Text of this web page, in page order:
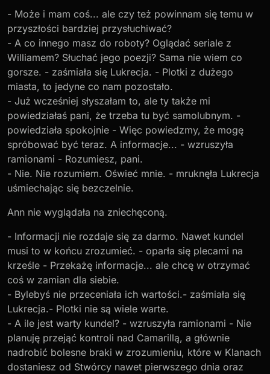
- Może i mam coś... ale czy też powinnam się temu w
przyszłości bardziej przysłuchiwać?
- A co innego masz do roboty? Oglądać seriale z
Williamem? Słuchać jego poezji? Sama nie wiem co
gorsze. - zaśmiała się Lukrecja. - Plotki z dużego
miasta, to jedyne co nam pozostało.
- Już wcześniej słyszałam to, ale ty także mi
powiedziałaś pani, że trzeba tu być samolubnym. -
powiedziała spokojnie - Więc powiedzmy, że mogę
spróbować być teraz. A informacje... - wzruszyła
ramionami - Rozumiesz, pani.
- Nie. Nie rozumiem. Oświeć mnie. - mruknęła Lukrecja
uśmiechając się bezczelnie.
Ann nie wyglądała na zniechęconą.
- Informacji nie rozdaje się za darmo. Nawet kundel
musi to w końcu zrozumieć. - oparła się plecami na
krześle - Przekażę informacje... ale chcę w otrzymać
coś w zamian dla siebie.
- Bylebyś nie przeceniała ich wartości.- zaśmiała się
Lukrecja.- Plotki nie są wiele warte.
- A ile jest warty kundel? - wzruszyła ramionami - Nie
planuję przejąć kontroli nad Camarillą, a głównie
nadrobić bolesne braki w zrozumieniu, które w Klanach
dostaniesz od Stwórcy nawet pierwszego dnia oraz